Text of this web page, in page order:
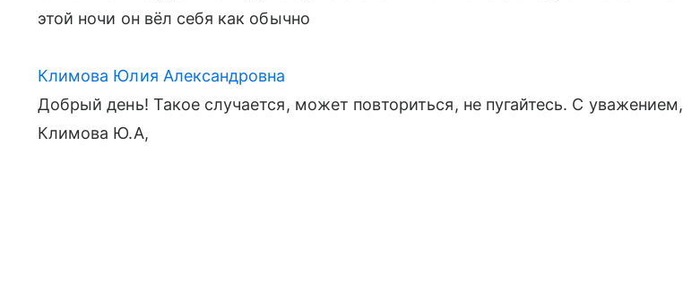
этой ночи он вёл себя как обычно
Климова Юлия Александровна
Добрый день! Такое случается, может повториться, не пугайтесь. С уважением,
Климова Ю.А,